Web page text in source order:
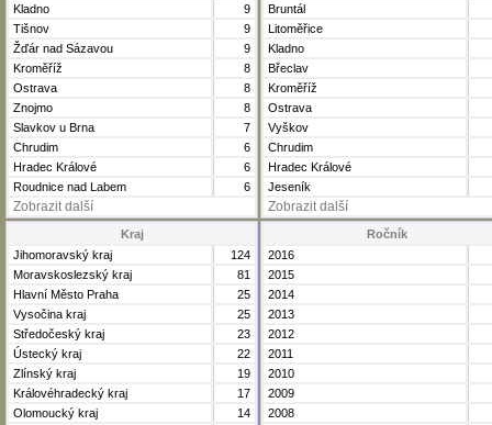
Kladno
9
Tišnov
9
Žďár nad Sázavou
9
Kroměříž
8
Ostrava
8
Znojmo
8
Slavkov u Brna
7
Chrudim
6
Hradec Králové
6
Roudnice nad Labem
6
Zobrazit další
Bruntál
Litoměřice
Kladno
Břeclav
Kroměříž
Ostrava
Vyškov
Chrudim
Hradec Králové
Jeseník
Zobrazit další
Kraj
Jihomoravský kraj
124
Moravskoslezský kraj
81
Hlavní Město Praha
25
Vysočina kraj
25
Středočeský kraj
23
Ústecký kraj
22
Zlínský kraj
19
Královéhradecký kraj
17
Olomoucký kraj
14
Ročník
2016
2015
2014
2013
2012
2011
2010
2009
2008